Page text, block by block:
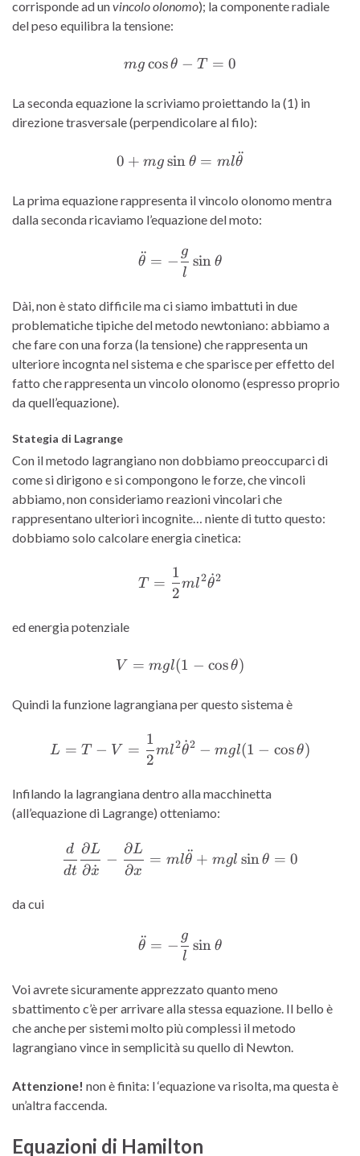
corrisponde ad unvincoloolonomo); la componente radiale
del peso equilibra la tensione:
mg \cos \theta - T = 0
mg cosθ − T = 0
La seconda equazione la scriviamo proiettando la (1) in
direzione trasversale (perpendicolare al filo):
0 + mg \sin \theta =
0 + mg sin θ = mlθ
¨
La prima equazione rappresenta il vincolo olonomo mentra
dalla seconda ricaviamo l’equazione del moto:
\ddot{\theta}= -
θ
¨ = −
l
g
sin θ
Dài, non è stato difficile ma ci siamo imbattuti in due
problematiche tipiche del metodo newtoniano: abbiamo a
che fare con una forza (la tensione) che rappresenta un
ulteriore incognta nel sistema e che sparisce per effetto del
fatto che rappresenta un vincolo olonomo (espresso proprio
da quell’equazione).
Stategia di Lagrange
Con il metodo lagrangiano non dobbiamo preoccuparci di
come si dirigono e si compongono le forze, che vincoli
abbiamo, non consideriamo reazioni vincolari che
rappresentano ulteriori incognite… niente di tutto questo:
dobbiamo solo calcolare energia cinetica:
T =
T =
2
1
ml2θ
˙2
ed energia potenziale
V = mgl(1-\cos\theta)
V = mgl(1 − cosθ)
Quindi la funzione lagrangiana per questo sistema è
L = T - V =
L = T − V =
2
1
ml2θ
˙2 − mgl(1 − cosθ)
Infilando la lagrangiana dentro alla macchinetta
(all’equazione di Lagrange) otteniamo:
dt
d
∂x
˙
∂L
−
∂x
∂L
= mlθ
¨ + mgl sinθ = 0
da cui
\ddot{\theta}= -
θ
¨ = −
l
g
sin θ
Voi avrete sicuramente apprezzato quanto meno
sbattimento c’è per arrivare alla stessa equazione. Il bello è
che anche per sistemi molto più complessi il metodo
lagrangiano vince in semplicità su quello di Newton.
Attenzione! non è finita: l ‘equazione va risolta, ma questa è
un’altra faccenda.
Equazioni di Hamilton